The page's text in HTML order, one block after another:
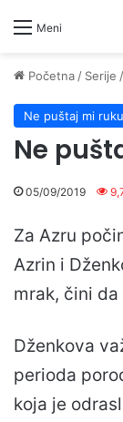
Meni
Početna/ Serije /
Ne puštaj mi ruku
Ne
05/09/2019
Za Azru
Azrin i
mrak, čini da
Dženkova
perioda
koja je